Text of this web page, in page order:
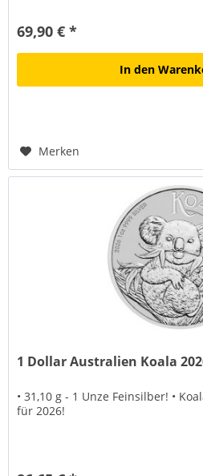
69,90 € *
In den
Merken
1 Dollar Australien Koala
• 31,10 g - 1 Unze Feinsilber! •
für 2026!